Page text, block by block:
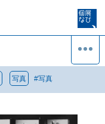
写真 #写真